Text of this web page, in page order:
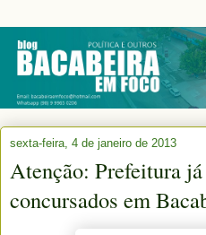
sexta-feira, 4 de janeiro de 2013
Atenção: Prefeitura
concursados em